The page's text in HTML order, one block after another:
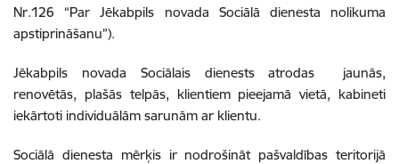
Nr.126 “Par Jēkabpils novada Sociālā dienesta nolikuma
apstiprināšanu”).
Jēkabpils novada Sociālais dienests atrodas jaunās,
renovētās, plašās telpās, klientiem pieejamā vietā, kabineti
iekārtoti individuālām sarunām ar klientu.
Sociālā dienesta mērķis ir nodrošināt pašvaldības teritorijā